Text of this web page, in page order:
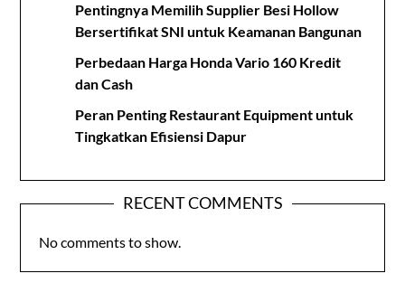
Pentingnya Memilih Supplier Besi Hollow
Bersertifikat SNI untuk Keamanan Bangunan
Perbedaan Harga Honda Vario 160 Kredit
dan Cash
Peran Penting Restaurant Equipment untuk
Tingkatkan Efisiensi Dapur
RECENT COMMENTS
No comments to show.